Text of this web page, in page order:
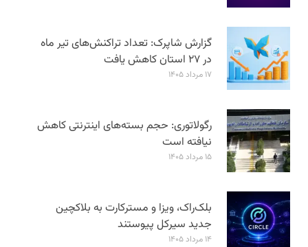
گزارش شاپرک: تعداد تراکنش‌های تیر ماه
در ۲۷ استان‌ کاهش یافت
۱۷ مرداد ۱۴۰۵
رگولاتوری: حجم بسته‌های اینترنتی کاهش
نیافته است
۱۵ مرداد ۱۴۰۵
بلک‌راک، ویزا و مسترکارت به بلاکچین
جدید سیرکل پیوستند
۱۴ مرداد ۱۴۰۵